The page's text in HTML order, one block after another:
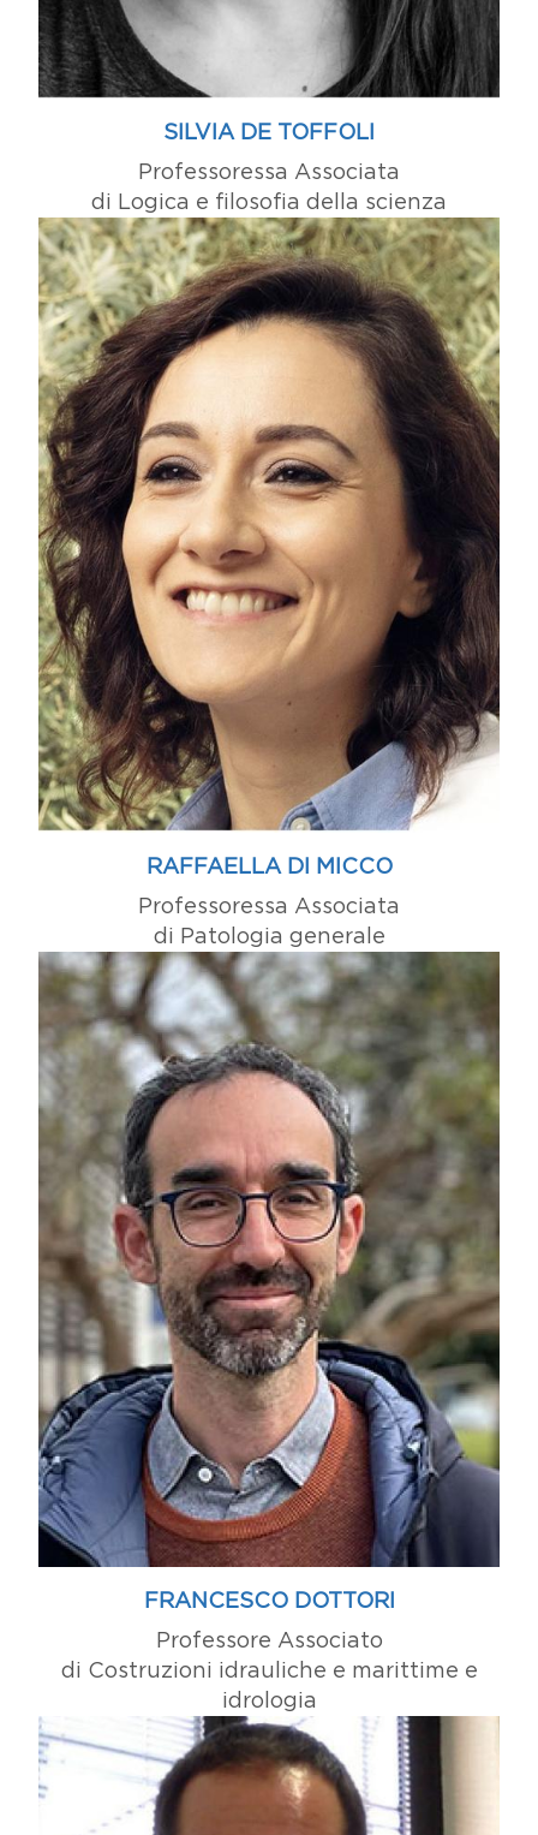
SILVIA DE TOFFOLI
Professoressa Associata
di Logica e filosofia della scienza
RAFFAELLA DI MICCO
Professoressa Associata
di Patologia generale
FRANCESCO DOTTORI
Professore Associato
di Costruzioni idrauliche e marittime e
idrologia